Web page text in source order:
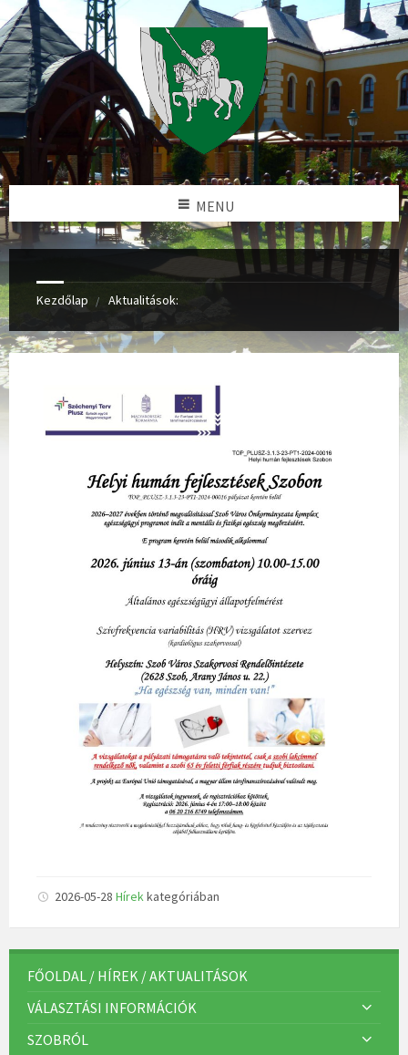
MENU
Kezdőlap Aktualitások:
2026-05-28 Hírekkategóriában
FŐOLDAL / HÍREK / AKTUALITÁSOK
VÁLASZTÁSI INFORMÁCIÓK
SZOBRÓL